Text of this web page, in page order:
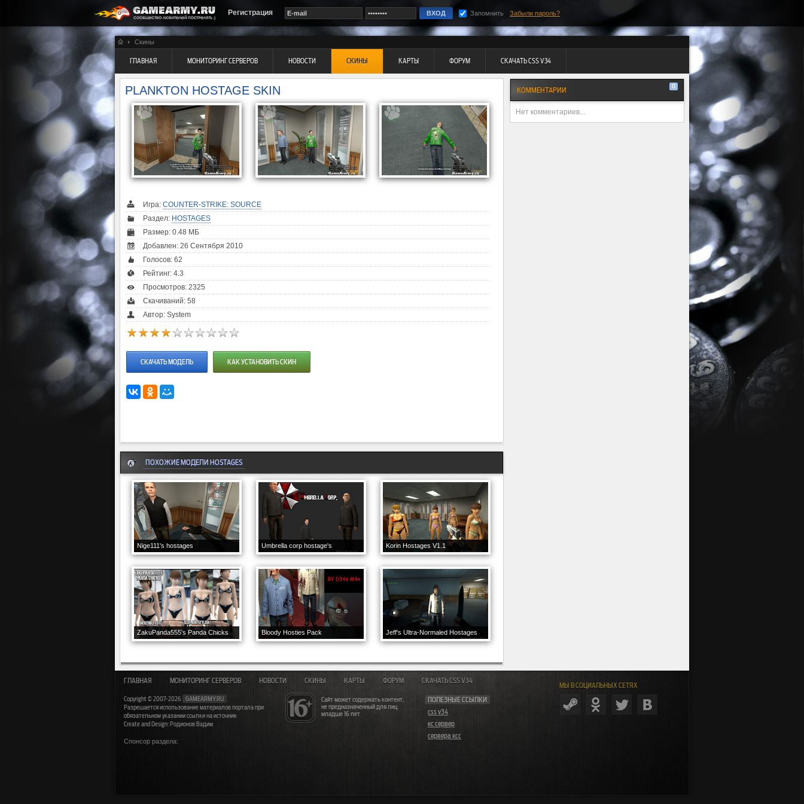
Регистрация Запомнить Забыли пароль?
Скины
ГЛАВНАЯ МОНИТОРИНГ СЕРВЕРОВ НОВОСТИ СКИНЫ КАРТЫ ФОРУМ СКАЧАТЬ CSS V34
PLANKTON HOSTAGE SKIN
Игра: COUNTER-STRIKE: SOURCE
Раздел: HOSTAGES
Размер: 0.48 МБ
Добавлен: 26 Сентября 2010
Голосов: 62
Рейтинг: 4.3
Просмотров: 2325
Скачиваний: 58
Автор: System
СКАЧАТЬ МОДЕЛЬ КАК УСТАНОВИТЬ СКИН
ПОХОЖИЕ МОДЕЛИ HOSTAGES
Nige111's hostages Umbrella corp hostage's Korin Hostages V1.1
ZakuPanda555's Panda Chicks Bloody Hosties Pack Jeff's Ultra-Normaled Hostages
КОММЕНТАРИИ 0
Нет комментариев...
МЫ В СОЦИАЛЬНЫХ СЕТЯХ
Сайт может содержать контент,
не предназначенный для лиц
младше 16 лет
ПОЛЕЗНЫЕ ССЫЛКИ
css v34
кс сервер
сервера ксс
ГЛАВНАЯ МОНИТОРИНГ СЕРВЕРОВ НОВОСТИ СКИНЫ КАРТЫ ФОРУМ СКАЧАТЬ CSS V34
Copyright © 2007-2026
GAMEARMY.RU
Разрешается использование материалов портала при
обязательном указании ссылки на источник
Create and Design: Родионов Вадим
Спонсор раздела: